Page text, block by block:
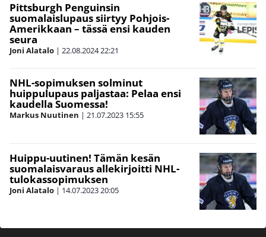
Pittsburgh Penguinsin
suomalaislupaus siirtyy Pohjois-
Amerikkaan – tässä ensi kauden
seura
Joni Alatalo | 22.08.202422:21
NHL-sopimuksen solminut
huippulupaus paljastaa: Pelaa ensi
kaudella Suomessa!
Markus Nuutinen | 21.07.2023 15:55
Huippu-uutinen! Tämän kesän
suomalaisvaraus allekirjoitti NHL-
tulokassopimuksen
Joni Alatalo | 14.07.202320:05